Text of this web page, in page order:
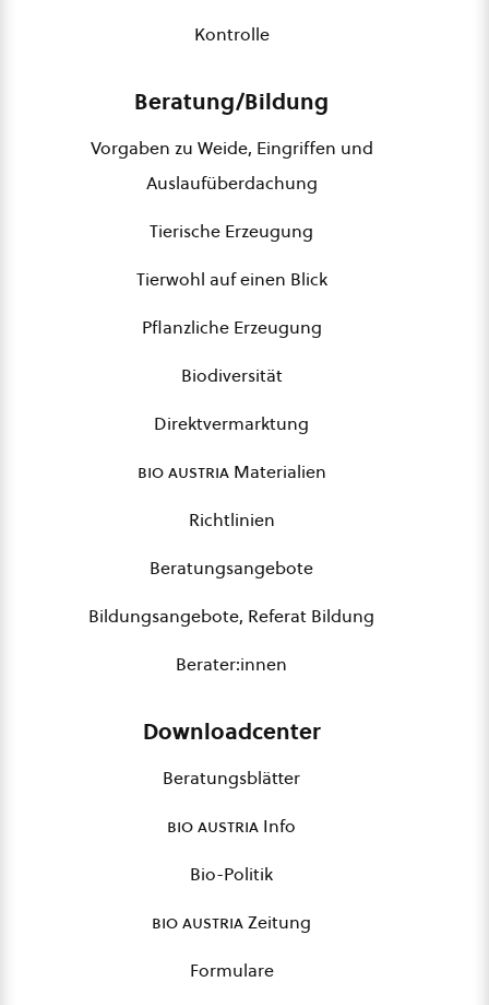
Kontrolle
Beratung/Bildung
Vorgaben zu Weide, Eingriffen und
Auslaufüberdachung
Tierische Erzeugung
Tierwohl auf einen Blick
Pflanzliche Erzeugung
Biodiversität
Direktvermarktung
bio austriaMaterialien
Richtlinien
Beratungsangebote
Bildungsangebote, Referat Bildung
Berater:innen
Downloadcenter
Beratungsblätter
bio austria Info
Bio-Politik
bio austriaZeitung
Formulare